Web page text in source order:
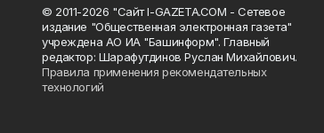
© 2011-2026 "Сайт I-GAZETA.COM - Сетевое
издание "Общественная электронная газета"
учреждена АО ИА "Башинформ". Главный
редактор: Шарафутдинов Руслан Михайлович.
Правила применения рекомендательных
технологий